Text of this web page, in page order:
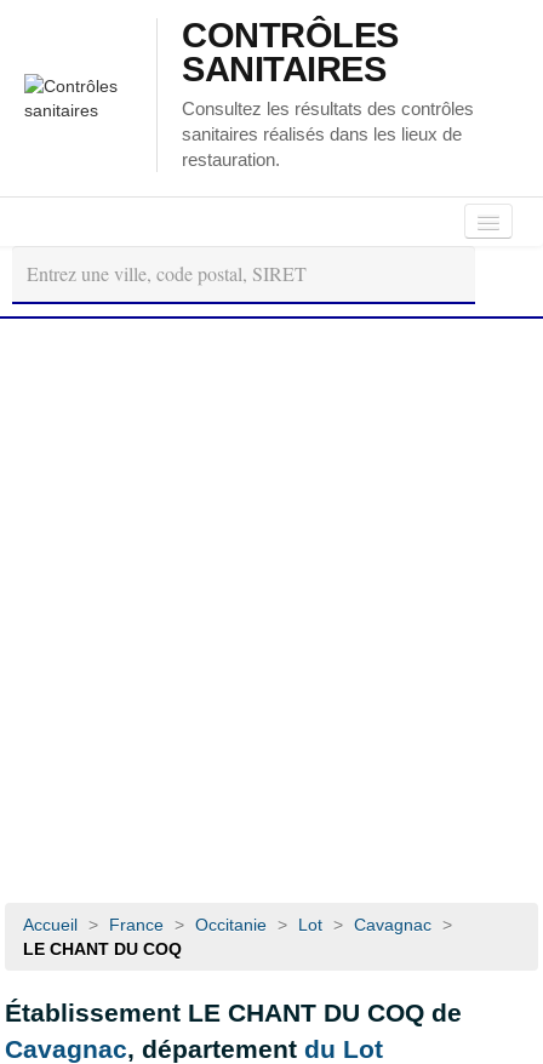
CONTRÔLES
SANITAIRES
Consultez les résultats des contrôles
sanitaires réalisés dans les lieux de
restauration.
Autour
de
moi
Régions
Accueil > France > Occitanie > Lot > Cavagnac >
LE CHANT DU COQ
Établissement LE CHANT DU COQ de
Cavagnac, départementdu Lot